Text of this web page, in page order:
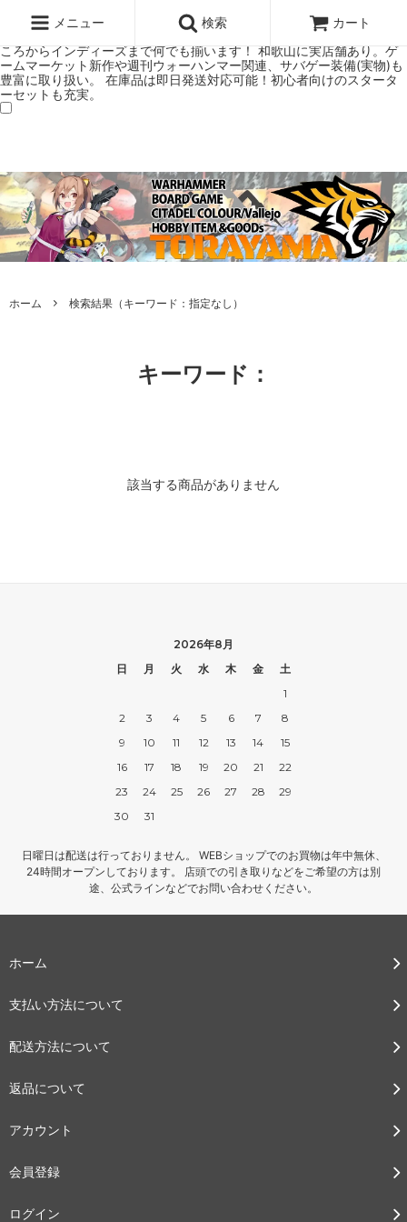
ミアムショップTORAYAMA。通販・オンラインショップです！ ウォー
ハンマーとボードゲームのことなら当店へ！ボードゲームもメジャーど
ころからインディーズまで何でも揃います！ 和歌山に実店舗あり。ゲ
ームマーケット新作や週刊ウォーハンマー関連、サバゲー装備(実物)も
豊富に取り扱い。 在庫品は即日発送対応可能！初心者向けのスタータ
ーセットも充実。
メニュー 検索 カート
ホーム 検索結果（キーワード：指定なし）
キーワード：
該当する商品がありません
2026年8月
日
月 火 水 木 金
土
1
2
3 4 5 6 7
8
9
10 11 12 13 14
15
16
17 18 19 20 21
22
23
24 25 26 27 28
29
30
31
日曜日は配送は行っておりません。 WEBショップでのお買物は年中無休、
24時間オープンしております。 店頭での引き取りなどをご希望の方は別
途、公式ラインなどでお問い合わせください。
ホーム
支払い方法について
配送方法について
返品について
アカウント
会員登録
ログイン